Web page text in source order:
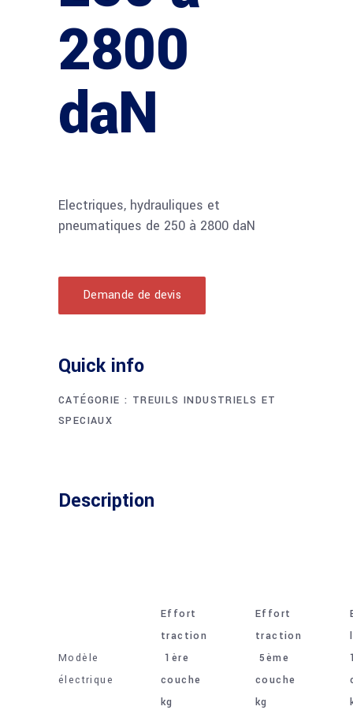
2800
daN
Electriques, hydrauliques et
pneumatiques de 250 à 2800 daN
Demande de devis
Quick info
CATÉGORIE : TREUILS INDUSTRIELS ET
SPECIAUX
Description
Modèle
électrique
Effort
traction
1ère
couche
kg
Effort
traction
5ème
couche
kg